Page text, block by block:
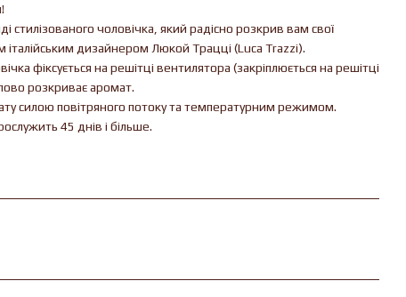
стилізованого чоловічка, який радісно розкрив вам свої
дизайнером Люкой Трацці (Luca Trazzi).
фіксується на решітці вентилятора (закріплюється на решітці
розкриває аромат.
силою повітряного потоку та температурним режимом.
45 днів і більше.